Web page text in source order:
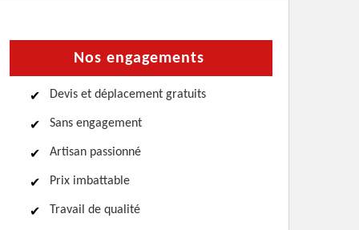
Nos engagements
Devis et déplacement gratuits
Sans engagement
Artisan passionné
Prix imbattable
Travail de qualité